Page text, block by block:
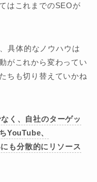
はこれまでのSEOが
具体的なノウハウは
がこれから変わってい
ちも切り替えていかね
く、自社のターゲッ
YouTube、
も分散的にリソース